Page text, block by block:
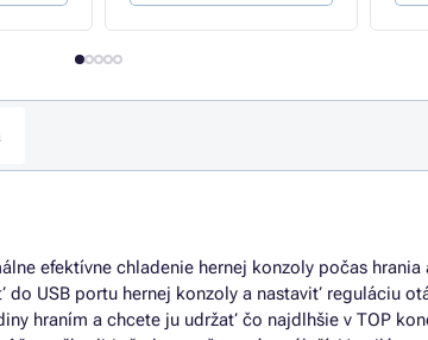
efektívne chladenie hernej konzoly počas hrania
USB portu hernej konzoly a nastaviť reguláciu
hraním a chcete ju udržať čo najdlhšie v TOP